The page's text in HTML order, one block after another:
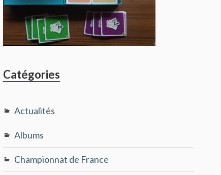
Catégories
Actualités
Albums
Championnat de France